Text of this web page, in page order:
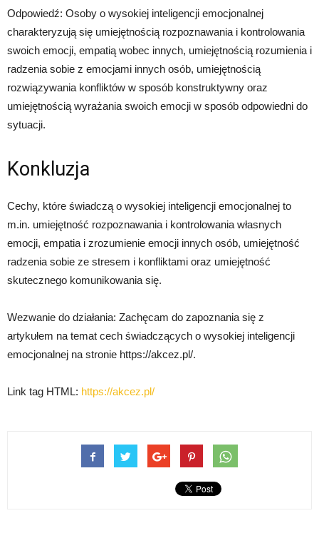
Odpowiedź: Osoby o wysokiej inteligencji emocjonalnej
charakteryzują się umiejętnością rozpoznawania i kontrolowania
swoich emocji, empatią wobec innych, umiejętnością rozumienia i
radzenia sobie z emocjami innych osób, umiejętnością
rozwiązywania konfliktów w sposób konstruktywny oraz
umiejętnością wyrażania swoich emocji w sposób odpowiedni do
sytuacji.
Konkluzja
Cechy, które świadczą o wysokiej inteligencji emocjonalnej to
m.in. umiejętność rozpoznawania i kontrolowania własnych
emocji, empatia i zrozumienie emocji innych osób, umiejętność
radzenia sobie ze stresem i konfliktami oraz umiejętność
skutecznego komunikowania się.
Wezwanie do działania: Zachęcam do zapoznania się z
artykułem na temat cech świadczących o wysokiej inteligencji
emocjonalnej na stronie https://akcez.pl/.
Link tag HTML: https://akcez.pl/